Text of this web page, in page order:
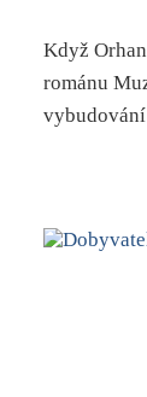
Když
románu